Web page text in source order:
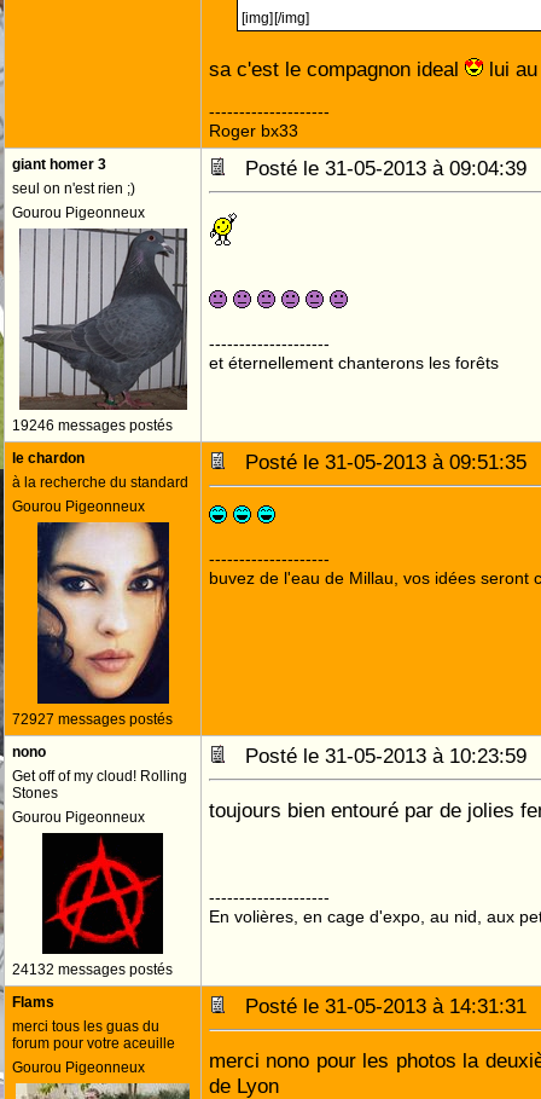
[img] [/img]
sa c'est le compagnon ideal lui
--------------------
Roger bx33
giant homer 3
seul on n'est rien ;)
Gourou Pigeonneux
19246 messages postés
Posté le 31-05-2013 à
--------------------
et éternellement chanterons les forêts
le chardon
à la recherche du standard
Gourou Pigeonneux
72927 messages postés
Posté le 31-05-2013 à
--------------------
buvez de l'eau de Millau, vos idées seront
nono
Get off of my cloud! Rolling
Stones
Gourou Pigeonneux
24132 messages postés
Posté le 31-05-2013 à
toujours bien entouré par de jolies
--------------------
En volières, en cage d'expo, au nid, aux
Flams
merci tous les guas du
forum pour votre aceuille
Gourou Pigeonneux
Posté le 31-05-2013 à
merci nono pour les photos la
de Lyon